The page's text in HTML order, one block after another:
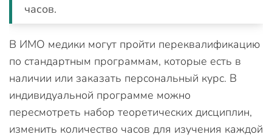
часов.
В ИМО медики могут пройти переквалификацию
по стандартным программам, которые есть в
наличии или заказать персональный курс. В
индивидуальной программе можно
пересмотреть набор теоретических дисциплин,
изменить количество часов для изучения каждой